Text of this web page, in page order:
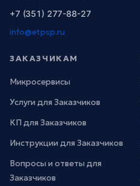
+7 (351) 277-88-27
info@etpsp.ru
ЗАКАЗЧИКАМ
Микросервисы
Услуги для Заказчиков
КП для Заказчиков
Инструкции для Заказчиков
Вопросы и ответы для
Заказчиков